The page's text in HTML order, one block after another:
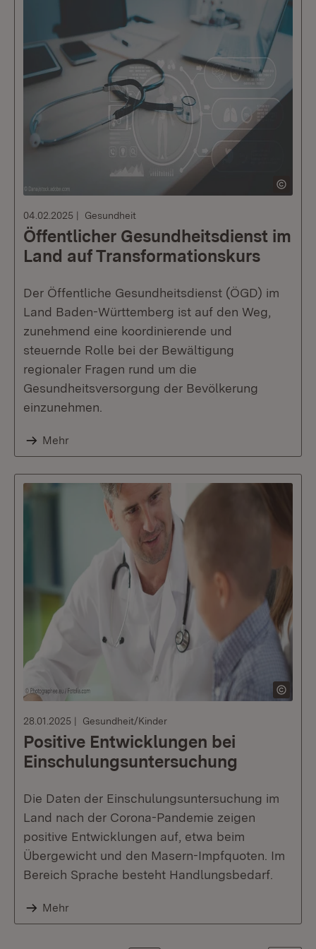
04.02.2025 Gesundheit
Öffentlicher Gesundheitsdienst im
Land auf Transformationskurs
Der Öffentliche Gesundheitsdienst (ÖGD) im
Land Baden-Württemberg ist auf den Weg,
zunehmend eine koordinierende und
steuernde Rolle bei der Bewältigung
regionaler Fragen rund um die
Gesundheitsversorgung der Bevölkerung
einzunehmen.
Mehr
28.01.2025 Gesundheit/Kinder
Positive Entwicklungen bei
Einschulungsuntersuchung
Die Daten der Einschulungsuntersuchung im
Land nach der Corona-Pandemie zeigen
positive Entwicklungen auf, etwa beim
Übergewicht und den Masern-Impfquoten. Im
Bereich Sprache besteht Handlungsbedarf.
Mehr